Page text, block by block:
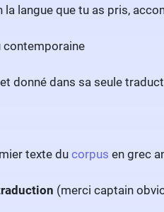
langue que tu as pris,
contemporaine
dans sa seule
texte ducorpus en grec
(merci captain